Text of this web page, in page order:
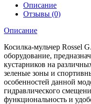
Описание
Отзывы (0)
Описание
Косилка-мульчер Rossel
оборудование,
кустарников на
зеленые зоны и
особенностей данной
гидравлического
функциональность и